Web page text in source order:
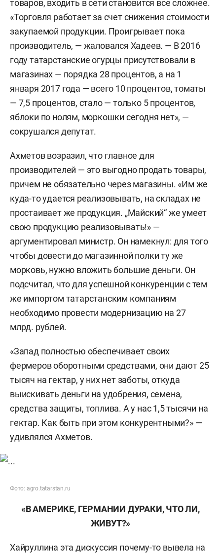
товаров, входить в сети становится все сложнее.
«Торговля работает за счет снижения стоимости
закупаемой продукции. Проигрывает пока
производитель, — жаловался Хадеев. — В 2016
году татарстанские огурцы присутствовали в
магазинах — порядка 28 процентов, а на 1
января 2017 года — всего 10 процентов, томаты
— 7,5 процентов, стало — только 5 процентов,
яблоки по нолям, моркошки сегодня нет», —
сокрушался депутат.
Ахметов возразил, что главное для
производителей — это выгодно продать товары,
причем не обязательно через магазины. «Им же
куда-то удается реализовывать, на складах не
простаивает же продукция. „Майский“ же умеет
свою продукцию реализовывать!» —
аргументировал министр. Он намекнул: для того
чтобы довести до магазинной полки ту же
морковь, нужно вложить большие деньги. Он
подсчитал, что для успешной конкуренции с тем
же импортом татарстанским компаниям
необходимо провести модернизацию на 27
млрд. рублей.
«Запад полностью обеспечивает своих
фермеров оборотными средствами, они дают 25
тысяч на гектар, у них нет заботы, откуда
выискивать деньги на удобрения, семена,
средства защиты, топлива. А у нас 1,5 тысячи на
гектар. Как быть при этом конкурентными?» —
удивлялся Ахметов.
Фото: agro.tatarstan.ru
«В АМЕРИКЕ, ГЕРМАНИИ ДУРАКИ, ЧТО ЛИ,
ЖИВУТ?»
Хайруллина эта дискуссия почему-то вывела на